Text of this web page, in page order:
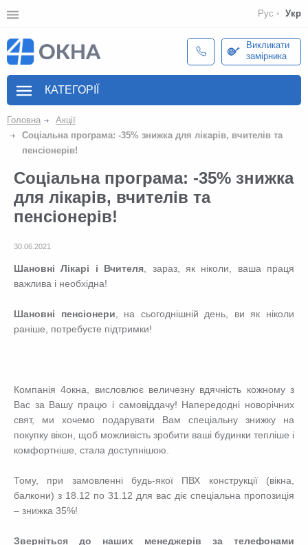
Рус Укр
Викликати
замірника
КАТЕГОРІЇ
Головна
Акції
Соціальна програма: -35% знижка для лікарів, вчителів та
пенсіонерів!
Соціальна програма: -35% знижка
для лікарів, вчителів та
пенсіонерів!
30.06.2021
Шановні Лікарі і Вчителя , зараз, як ніколи, ваша праця
важлива і необхідна!
Шановні пенсіонери , на сьогоднішній день, ви як ніколи
раніше, потребуєте підтримки!
Компанія 4окна, висловлює величезну вдячність кожному з
Вас за Вашу працю і самовіддачу! Напередодні новорічних
свят, ми хочемо подарувати Вам спеціальну знижку на
покупку вікон, щоб можливість зробити ваші будинки тепліше і
комфортніше, стала доступнішою.
Тому, при замовленні будь-якої ПВХ конструкції (вікна,
балкони) з 18.12 по 31.12 для вас діє спеціальна пропозиція
– знижка 35%!
Зверніться до наших менеджерів за телефонами